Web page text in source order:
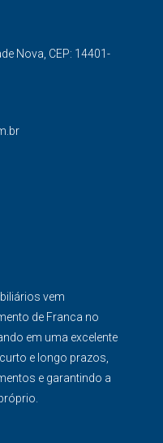
Nova, CEP: 14401-
vem
de Franca no
em uma excelente
e longo prazos,
e garantindo a